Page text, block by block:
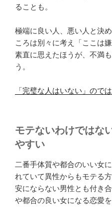
ることも。
極端に良い人、悪い人と決
ころは別々に考え「ここは
素直に思えたほうが、不満
う。
「完璧な人はいない」のでは
モテないわけではな
やすい
二番手体質や都合のいい女
れていて異性からもモテる
安にならない男性とも付き
や都合の良い女になる恋愛